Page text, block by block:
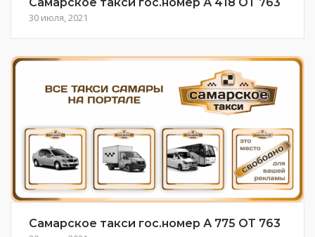
30 июля, 2021
Самарское такси гос.номер А 775 ОТ 763